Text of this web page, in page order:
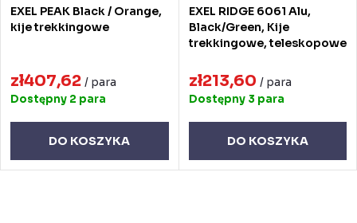
EXEL PEAK Black / Orange,
kije trekkingowe
zł407,62 / para
Dostępny 2 para
DO KOSZYKA
EXEL RIDGE 6061 Alu,
Black/Green, Kije
trekkingowe, teleskopowe
zł213,60 / para
Dostępny 3 para
DO KOSZYKA